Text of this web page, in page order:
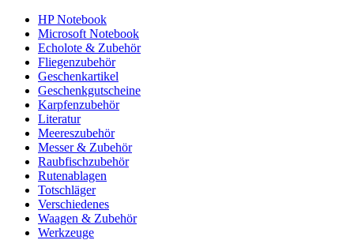
HP Notebook
Microsoft Notebook
Echolote & Zubehör
Fliegenzubehör
Geschenkartikel
Geschenkgutscheine
Karpfenzubehör
Literatur
Meereszubehör
Messer & Zubehör
Raubfischzubehör
Rutenablagen
Totschläger
Verschiedenes
Waagen & Zubehör
Werkzeuge